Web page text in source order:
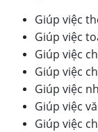
Giúp việc
Giúp việc
Giúp việc
Giúp việc
Giúp việc
Giúp việc
Giúp việc